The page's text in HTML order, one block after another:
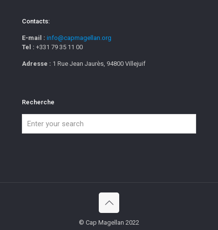
Contacts:
E-mail : info@capmagellan.org
Tel : +331 79 35 11 00
Adresse : 1 Rue Jean Jaurès, 94800 Villejuif
Recherche
© Cap Magellan 2022